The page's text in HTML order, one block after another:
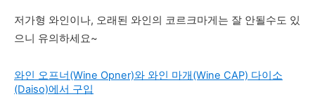
저가형 와인이나, 오래된 와인의 코르크마게는 잘 안될수도 있
으니 유의하세요~
와인 오프너(Wine Opner)와 와인 마개(Wine CAP) 다이소
(Daiso)에서 구입